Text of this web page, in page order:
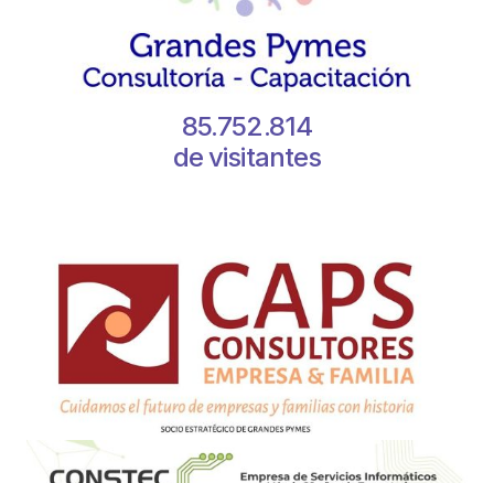
85.752.814
de visitantes